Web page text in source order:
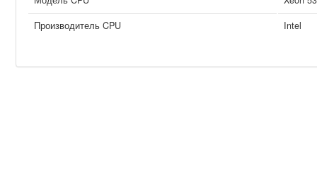
Производитель CPU
Intel